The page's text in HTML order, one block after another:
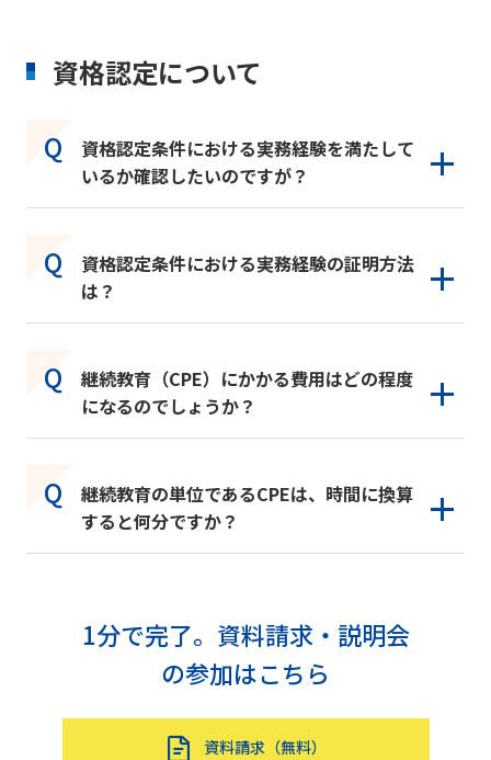
資格認定について
資格認定条件における実務経験を満たして
いるか確認したいのですが？
資格認定条件における実務経験の証明方法
は？
継続教育（CPE）にかかる費用はどの程度
になるのでしょうか？
継続教育の単位であるCPEは、時間に換算
すると何分ですか？
1分で完了。資料請求・説明会
の参加はこちら
資料請求（無料）